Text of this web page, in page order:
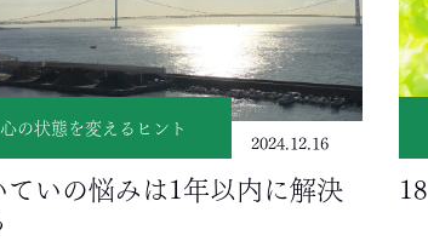
心の状態を変えるヒント
2024.12.16
ていの悩みは1年以内に解決